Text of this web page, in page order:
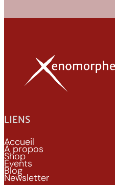
LIENS
Accueil
À propos
Shop
Events
Blog
Newsletter